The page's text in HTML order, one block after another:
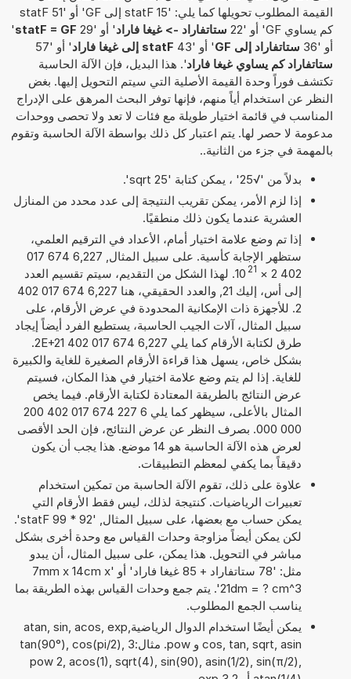
القيمة المطلوب تحويلها كما يلي: '15 statF إلى GF' أو '51 statF
كم يساوي GF' أو '22
ستاتفاراد -> غيغا فاراد' أو '29 statF = GF
'
أو '36
ستاتفاراد إلى GF ' أو '43 statF إلى غيغا فاراد
' أو '57
ستاتفاراد كم يساوي غيغا فاراد'. هذا البديل، فإن الآلة الحاسبة
تكتشف فوراً وحدة القيمة الأصلية التي سيتم التحويل إليها. بغض
النظر عن استخدام أياً منهم، فإنها توفر البحث المرهق على الإدراج
المناسب في قائمة اختيار طويلة مع فئات لا تعد ولا تحصى ووحدات
مدعومة لا حصر لها. يتم اعتبار كل ذلك بواسطة الآلة الحاسبة وتقوم
بالمهمة في جزء من الثانية..
بدلاً من '√25' ، يمكن كتابة 'sqrt 25'.
إذا لزم الأمر، يمكن تقريب النتيجة إلى عدد محدد من المنازل
العشرية عندما يكون ذلك منطقيًا.
إذا تم وضع علامة اختيار أمام، الأعداد في الترقيم العلمي،
ستظهر الإجابة كأسية. على سبيل المثال, 6,227 674 017
402 2
×
10 21
. لهذا الشكل من التقديم، سيتم تقسيم العدد
إلى أس، إليك 21, والعدد الحقيقي، هنا 6,227 674 017 402
2. للأجهزة ذات الإمكانية المحدودة في عرض الأرقام، على
سبيل المثال، آلات الجيب الحاسبة، يستطيع الفرد أيضاً إيجاد
طرق لكتابة الأرقام كما يلي 6,227 674 017 402 2E+21.
بشكل خاص، يسهل هذا قراءة الأرقام الصغيرة للغاية والكبيرة
للغاية. إذا لم يتم وضع علامة اختيار في هذا المكان، فسيتم
عرض النتائج بالطريقة المعتادة لكتابة الأرقام. فيما يخص
المثال بالأعلى، سيظهر كما يلي 6 227 674 017 402 200
000 000. بصرف النظر عن عرض النتائج، فإن الحد الأقصى
لعرض هذه الآلة الحاسبة هو 14 موضع. هذا يجب أن يكون
دقيقاً بما يكفي لمعظم التطبيقات.
علاوة على ذلك، تقوم الآلة الحاسبة من تمكين استخدام
تعبيرات الرياضيات. كنتيجة لذلك، ليس فقط الأرقام التي
يمكن حساب مع بعضها، على سبيل المثال, '92 * 99 statF'.
لكن يمكن أيضاً مزاوجة وحدات القياس مع وحدة أخرى بشكل
مباشر في التحويل. هذا يمكن، على سبيل المثال، أن يبدو
مثل: '78 ستاتفاراد + 85 غيغا فاراد' أو '7mm x 14cm x
21dm = ? cm^3'. يتم جمع وحدات القياس بهذه الطريقة بما
يناسب الجمع المطلوب.
يمكن أيضًا استخدام الدوال الرياضيةatan, sin, acos, exp,
cos, tan, sqrt, asin و pow. مثال:tan(90°), cos(pi/2), 3
pow 2, acos(1), sqrt(4), sin(90), asin(1/2), sin(π/2),